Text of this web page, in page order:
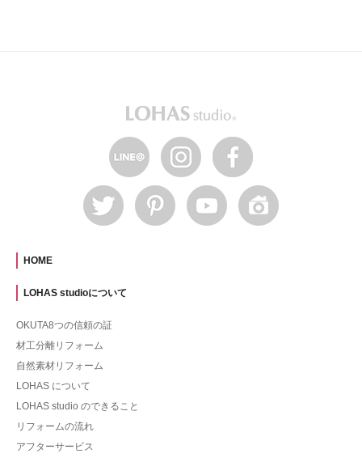
HOME
LOHAS studioについて
OKUTA8つの信頼の証
材工分離リフォーム
自然素材リフォーム
LOHAS について
LOHAS studio のできること
リフォームの流れ
アフターサービス